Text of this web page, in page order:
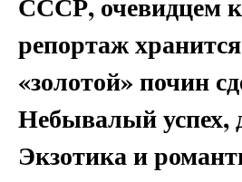
репортаж
«золотой» почин
Небывалый успех,
Экзотика и